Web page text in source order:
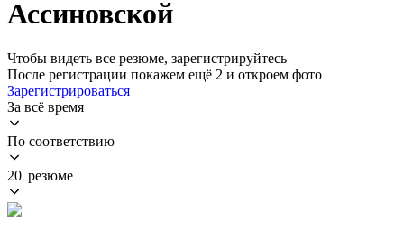
Ассиновской
Чтобы видеть все резюме, зарегистрируйтесь
После регистрации покажем ещё 2 и откроем фото
Зарегистрироваться
За всё время
По соответствию
20 резюме